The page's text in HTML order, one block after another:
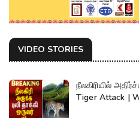
VIDEO STORIES
நீலகிரியில்
Tiger Attack |